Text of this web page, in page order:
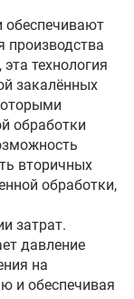
обеспечивают
технология
закалённых
обработки
вторичных
обработки,
затрат.
давление
на
и обеспечивая